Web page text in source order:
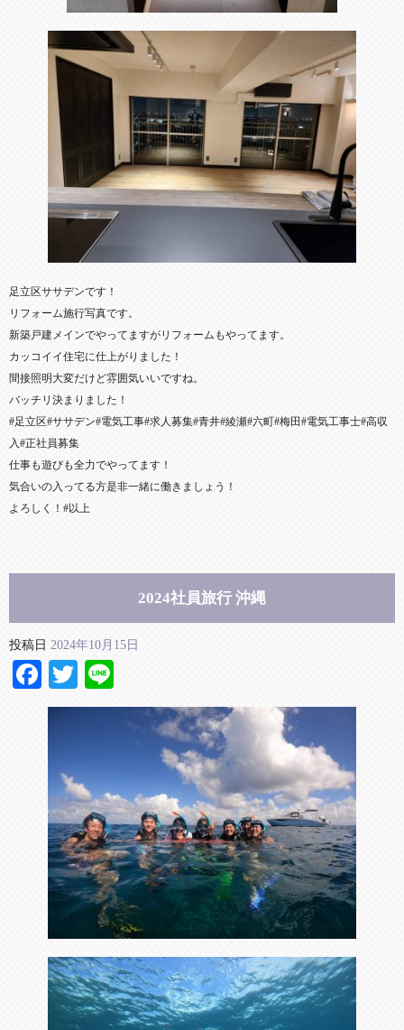
足立区ササデンです！
リフォーム施行写真です。
新築戸建メインでやってますがリフォームもやってます。
カッコイイ住宅に仕上がりました！
間接照明大変だけど雰囲気いいですね。
バッチリ決まりました！
#足立区#ササデン#電気工事#求人募集#青井#綾瀬#六町#梅田#電気工事士#高収
入#正社員募集
仕事も遊びも全力でやってます！
気合いの入ってる方是非一緒に働きましょう！
よろしく！#以上
2024社員旅行 沖縄
投稿日 2024年10月15日
Facebook
Twitter